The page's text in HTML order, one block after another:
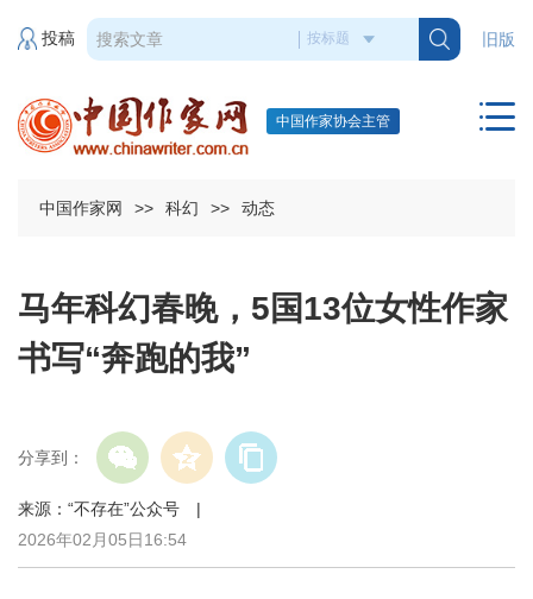
旧版
投稿
中国作家协会主管
中国作家网 >> 科幻 >> 动态
马年科幻春晚，5国13位女性作家
书写“奔跑的我”
分享到：
来源：“不存在”公众号 |
2026年02月05日16:54